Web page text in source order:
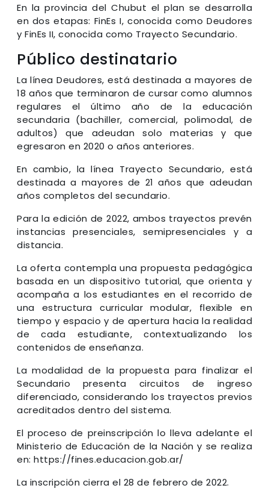
En la provincia del Chubut el plan se desarrolla
en dos etapas: FinEs I, conocida como Deudores
y FinEs II, conocida como Trayecto Secundario.
Público destinatario
La línea Deudores, está destinada a mayores de
18 años que terminaron de cursar como alumnos
regulares el último año de la educación
secundaria (bachiller, comercial, polimodal, de
adultos) que adeudan solo materias y que
egresaron en 2020 o años anteriores.
En cambio, la línea Trayecto Secundario, está
destinada a mayores de 21 años que adeudan
años completos del secundario.
Para la edición de 2022, ambos trayectos prevén
instancias presenciales, semipresenciales y a
distancia.
La oferta contempla una propuesta pedagógica
basada en un dispositivo tutorial, que orienta y
acompaña a los estudiantes en el recorrido de
una estructura curricular modular, flexible en
tiempo y espacio y de apertura hacia la realidad
de cada estudiante, contextualizando los
contenidos de enseñanza.
La modalidad de la propuesta para finalizar el
Secundario presenta circuitos de ingreso
diferenciado, considerando los trayectos previos
acreditados dentro del sistema.
El proceso de preinscripción lo lleva adelante el
Ministerio de Educación de la Nación y se realiza
en: https://fines.educacion.gob.ar/
La inscripción cierra el 28 de febrero de 2022.